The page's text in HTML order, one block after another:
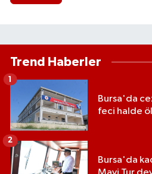
Trend Haberler
Bursa'da
feci halde
1
Bursa'da
2